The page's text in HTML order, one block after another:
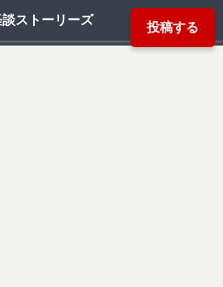
投稿する
」「本当にあった怖い話」「都市伝説」などか
談ストーリーズ
検索